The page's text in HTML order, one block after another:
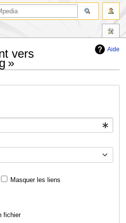
Aide
vers
»
Masquer les liens
fichier